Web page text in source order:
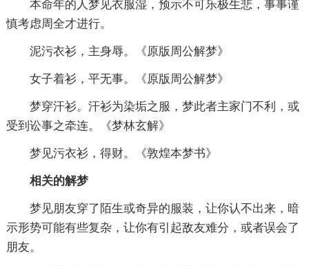
本命年的人梦见衣服湿，预示不可乐极生悲，事事谨
慎考虑周全才进行。
泥污衣衫，主身辱。《原版周公解梦》
女子着衫，平无事。《原版周公解梦》
梦穿汗衫。汗衫为染垢之服，梦此者主家门不利，或
受到讼事之牵连。《梦林玄解》
梦见污衣衫，得财。《敦煌本梦书》
相关的解梦
梦见朋友穿了陌生或奇异的服装，让你认不出来，暗
示形势可能有些复杂，让你有引起敌友难分，或者误会了
朋友。